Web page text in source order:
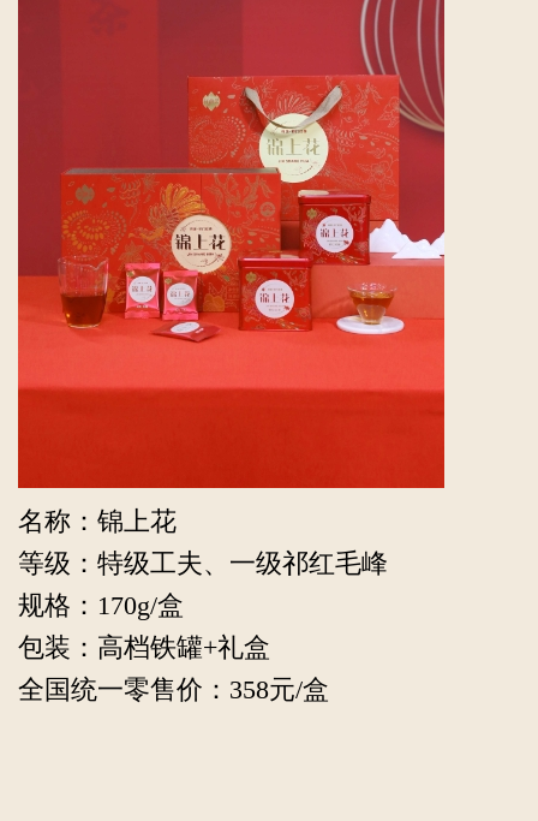
名称：锦上花
等级：特级工夫、一级祁红毛峰
规格：170g/盒
包装：高档铁罐+礼盒
全国统一零售价：358元/盒